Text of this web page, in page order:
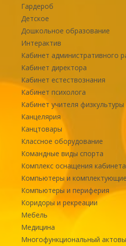
Гардероб
Детское
Дошкольное образование
Интерактив
Кабинет административного
Кабинет директора
Кабинет естествознания
Кабинет психолога
Кабинет учителя физкультуры
Канцелярия
Канцтовары
Классное оборудование
Командные виды спорта
Комплекс оснащения
Компьютеры и комплектующие
Компьютеры и периферия
Коридоры и рекреации
Мебель
Медицина
Многофункциональный